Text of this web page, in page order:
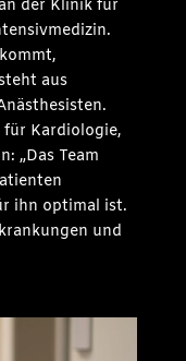
der Klinik für
aus
für Kardiologie,
„Das Team
ihn optimal ist.
und